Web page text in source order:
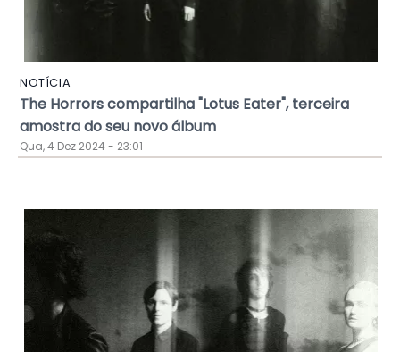
NOTÍCIA
The Horrors compartilha "Lotus Eater", terceira
amostra do seu novo álbum
Qua, 4 Dez 2024 - 23:01